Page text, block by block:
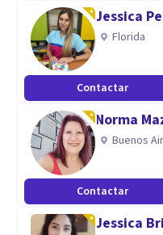
Jessica
Florida
Contactar
Norma
Buenos
Contactar
Jessica